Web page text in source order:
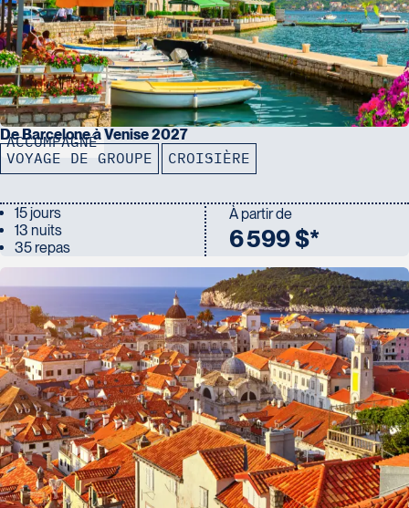
ACCOMPAGNÉ
De Barcelone à Venise 2027
VOYAGE DE GROUPE CROISIÈRE
15 jours
13 nuits
35 repas
À partir de
6 599 $*